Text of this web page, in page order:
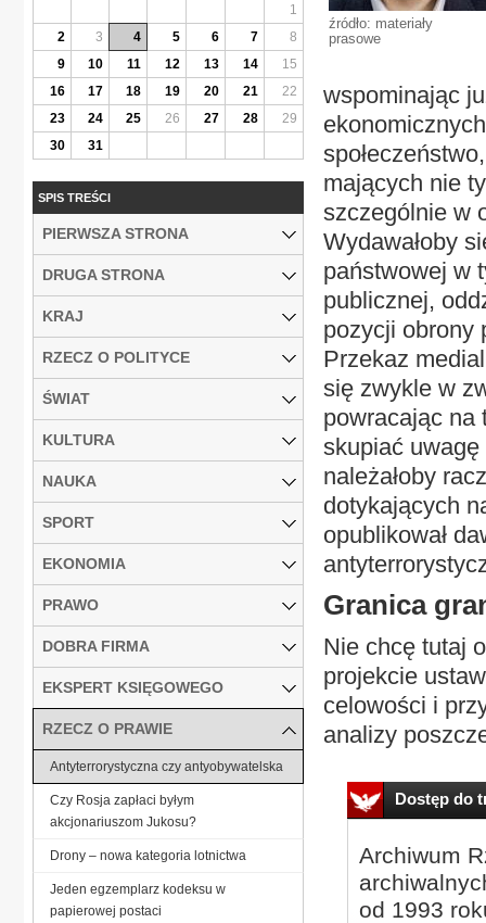
źródło: materiały
prasowe
wspominając
mających nie
szczególnie w
Wydawałoby
państwowej w
publicznej,
pozycji obrony
Przekaz
się zwykle w
powracając na
skupiać uwagę
należałoby
dotykających
opublikował
Granica
Nie chcę tutaj
projekcie
celowości i
analizy
Dostęp do
Archiwum
od 1993
1
2
3 4 5 6 7
8
9
10 11 12 13 14
15
16
17 18 19 20 21
22
23
24 25 26 27 28
29
30
31
SPIS TREŚCI
PIERWSZA STRONA
DRUGA STRONA
KRAJ
RZECZ O POLITYCE
ŚWIAT
KULTURA
NAUKA
SPORT
EKONOMIA
PRAWO
DOBRA FIRMA
EKSPERT KSIĘGOWEGO
RZECZ O PRAWIE
Antyterrorystyczna czy antyobywatelska
Czy Rosja zapłaci byłym
akcjonariuszom Jukosu?
Drony – nowa kategoria lotnictwa
Jeden egzemplarz kodeksu w
papierowej postaci